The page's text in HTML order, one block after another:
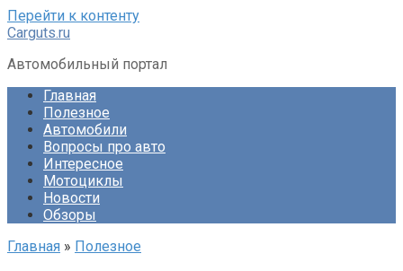
Перейти к контенту
Carguts.ru
Автомобильный портал
Главная
Полезное
Автомобили
Вопросы про авто
Интересное
Мотоциклы
Новости
Обзоры
Главная » Полезное